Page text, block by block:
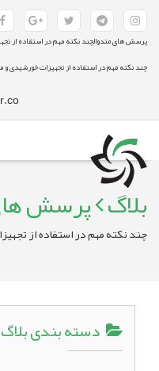
پرسش های متدوالچند نکته مهم در استفاده از
چند نکته مهم در استفاده از تجهیزات خورشیدی و
بلاگ پرسش
چند نکته مهم در استفاده از
دسته بندی بلاگ